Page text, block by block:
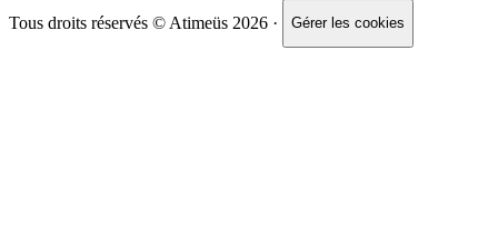
Tous droits réservés © Atimeüs 2026 · Gérer les cookies